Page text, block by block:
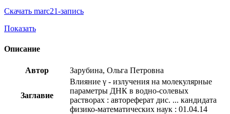
Скачать marc21-запись
Показать
Описание
Автор Зарубина, Ольга Петровна
Заглавие
Влияние γ - излучения на молекулярные
параметры ДНК в водно-солевых
растворах : автореферат дис. ... кандидата
физико-математических наук : 01.04.14